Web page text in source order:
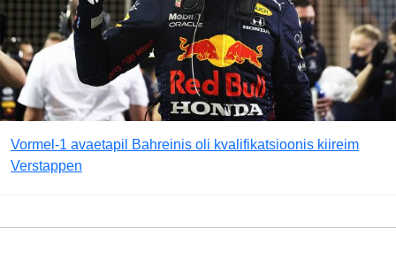
Vormel-1 avaetapil Bahreinis oli kvalifikatsioonis kiireim
Verstappen